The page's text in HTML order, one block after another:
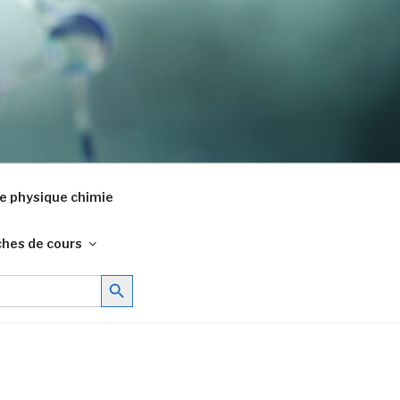
physique chimie
de cours
Search Button